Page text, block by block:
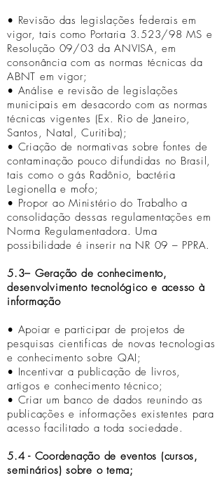
• Revisão das legislações federais em
vigor, tais como Portaria 3.523/98 MS e
Resolução 09/03 da ANVISA, em
consonância com as normas técnicas da
ABNT em vigor;
• Análise e revisão de legislações
municipais em desacordo com as normas
técnicas vigentes (Ex. Rio de Janeiro,
Santos, Natal, Curitiba);
• Criação de normativas sobre fontes de
contaminação pouco difundidas no Brasil,
tais como o gás Radônio, bactéria
Legionella e mofo;
• Propor ao Ministério do Trabalho a
consolidação dessas regulamentações em
Norma Regulamentadora. Uma
possibilidade é inserir na NR 09 – PPRA.
5.3– Geração de conhecimento,
desenvolvimento tecnológico e acesso à
informação
• Apoiar e participar de projetos de
pesquisas cientificas de novas tecnologias
e conhecimento sobre QAI;
• Incentivar a publicação de livros,
artigos e conhecimento técnico;
• Criar um banco de dados reunindo as
publicações e informações existentes para
acesso facilitado a toda sociedade.
5.4 - Coordenação de eventos (cursos,
seminários) sobre o tema;